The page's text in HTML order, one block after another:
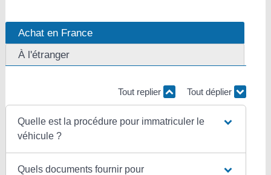
Achat en France
À l'étranger
Tout replier Tout déplier
Quelle est la procédure pour immatriculer le
véhicule ?
Quels documents fournir pour